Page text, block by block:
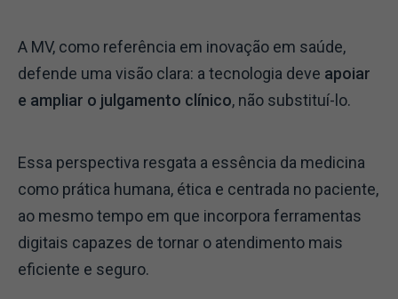
A MV, como referência em inovação em saúde,
defende uma visão clara: a tecnologia deve apoiar
e ampliar o julgamento clínico, não substituí-lo.
Essa perspectiva resgata a essência da medicina
como prática humana, ética e centrada no paciente,
ao mesmo tempo em que incorpora ferramentas
digitais capazes de tornar o atendimento mais
eficiente e seguro.